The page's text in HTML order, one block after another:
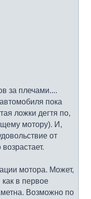
за плечами....
пока
ложки дегтя по,
мотору). И,
от
мотора. Может,
в первое
Возможно по